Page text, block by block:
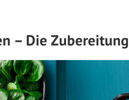
– Die Zubereitung